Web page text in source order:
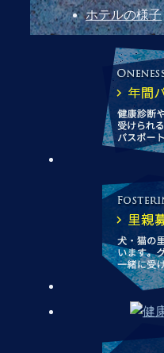
ホテルの様子